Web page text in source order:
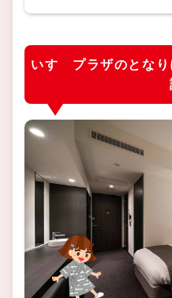
いすゞプラザのとな